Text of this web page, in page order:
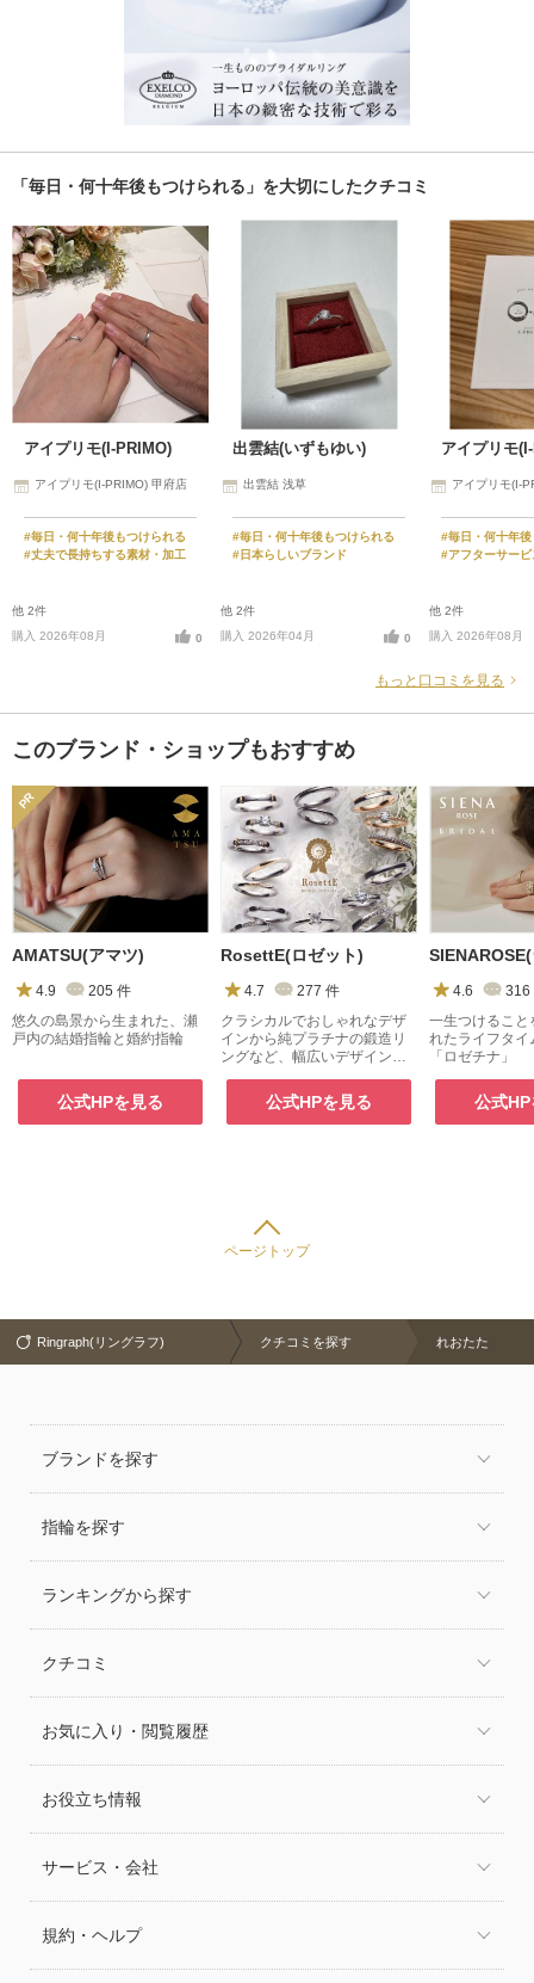
「毎日・何十年後もつけられる」を大切にしたクチコミ
アイプリモ(I-PRIMO)
アイプリモ(I-PRIMO) 甲府店
#毎日・何十年後もつけられる
#丈夫で長持ちする素材・加工
他 2件
購入 2026年08月
0
出雲結(いずもゆい)
出雲結 浅草
#毎日・何十年後もつけられる
#日本らしいブランド
他 2件
購入 2026年04月
0
アイプリモ
アイプリモ(I-
#毎日・何十年
#アフターサー
他 2件
購入 2026年08月
もっと口コミを見る
このブランド・ショップもおすすめ
AMATSU(アマツ)
4.9 205 件
悠久の島景から生まれた、瀬
戸内の結婚指輪と婚約指輪
公式HPを見る
RosettE(ロゼット)
4.7 277 件
クラシカルでおしゃれなデザ
インから純プラチナの鍛造リ
ングなど、幅広いデザイン、
ーに愛用されているブランド
公式HPを見る
4.6
316
一生つけること
れたライフタイ
「ロゼチナ」
公式
ページトップ
Ringraph(リングラフ) クチコミを探す れおたた
ブランドを探す
指輪を探す
ランキングから探す
クチコミ
お気に入り・閲覧履歴
お役立ち情報
サービス・会社
規約・ヘルプ